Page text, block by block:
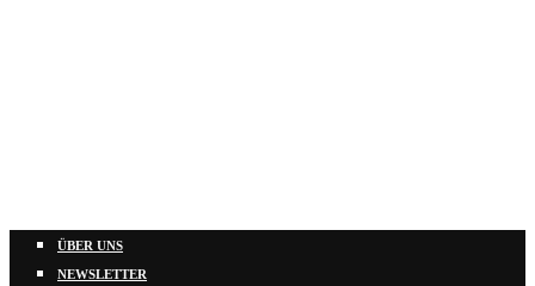
ÜBER UNS
NEWSLETTER